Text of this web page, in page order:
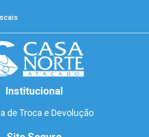
Institucional
de Troca e Devolução